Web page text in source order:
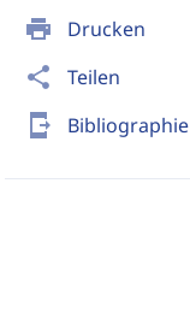
print Drucken
share Teilen
send_to_mobile